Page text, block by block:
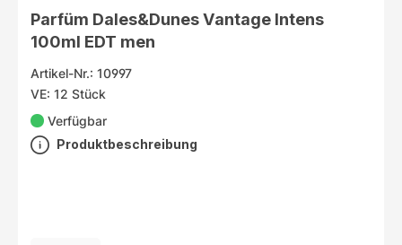
Parfüm Dales&Dunes Vantage Intens
100ml EDT men
Artikel-Nr.: 10997
VE: 12 Stück
Verfügbar
Produktbeschreibung